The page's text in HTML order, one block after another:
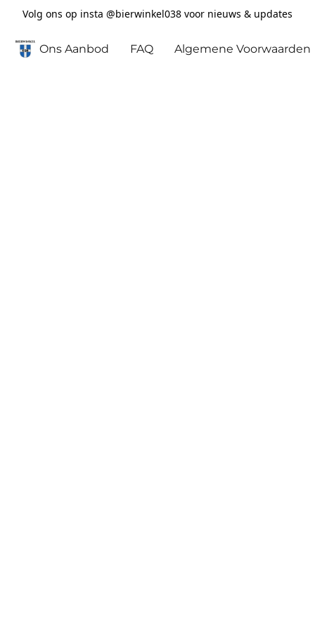
Volg ons op insta @bierwinkel038 voor nieuws & updates
Ons Aanbod FAQ Algemene Voorwaarden